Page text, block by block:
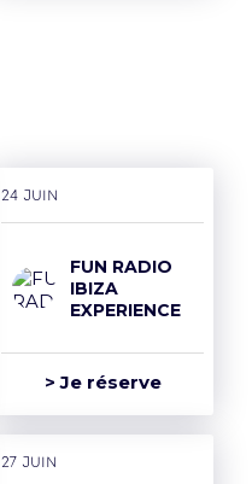
24 juin
FUN RADIO
IBIZA
EXPERIENCE
> Je réserve
27 juin